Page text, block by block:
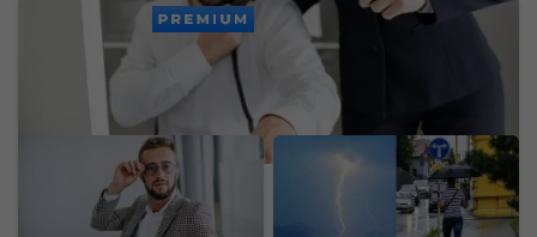
PREMIUM
Odložil som si 70 % mzdy
a investoval 1 900 eur.
Experiment ukázal, čo
návody na bohatstvo
Koniec pekelných
horúčav na Slovensku:
Teploty spadnú aj o viac
ako 10 stupňov,